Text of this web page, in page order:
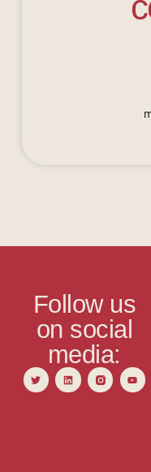
Follow us
on social
media: